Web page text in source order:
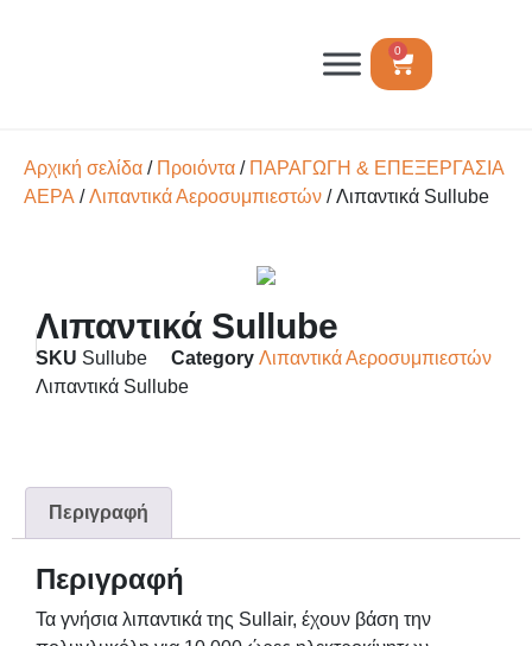
0
Αρχική σελίδα / Προιόντα / ΠΑΡΑΓΩΓΗ & ΕΠΕΞΕΡΓΑΣΙΑ
ΑΕΡΑ /Λιπαντικά Αεροσυμπιεστών / Λιπαντικά Sullube
Λιπαντικά Sullube
SKU Sullube Category Λιπαντικά Αεροσυμπιεστών
Λιπαντικά Sullube
Περιγραφή
Περιγραφή
Τα γνήσια λιπαντικά της Sullair, έχουν βάση την